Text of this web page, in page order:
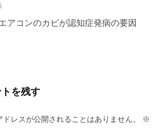
o
アコンのカビが認知症発病の要因
を残す
ドレスが公開されることはありません。 ※